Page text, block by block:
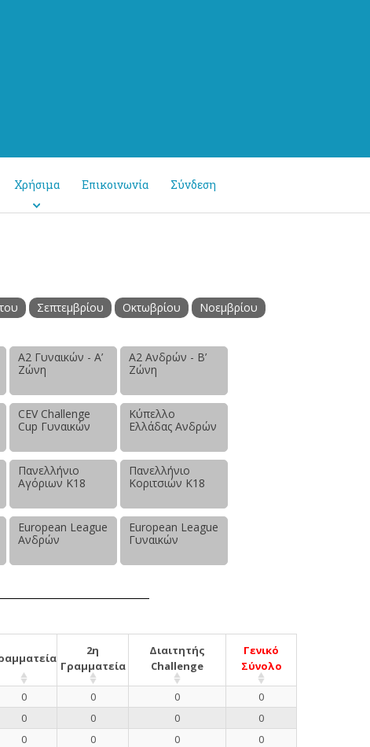
Χρήσιμα Επικοινωνία Σύνδεση
Σεπτεμβρίου Οκτωβρίου
Νοεμβρίου
Α2 Γυναικών - Α’
Ζώνη
Α2 Ανδρών - Β’
Ζώνη
CEV Challenge
Cup Γυναικών
Κύπελλο
Ελλάδας Ανδρών
Πανελλήνιο
Αγόριων Κ18
Πανελλήνιο
Κοριτσιών Κ18
European League
Ανδρών
European League
Γυναικών
2η
Γραμματεία
Διαιτητής
Challenge
Γενικό
Σύνολο
0 0 0
0
0 0 0
0
0 0 0
0